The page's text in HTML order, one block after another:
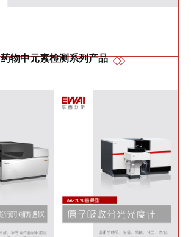
药物中元素检测系列产品